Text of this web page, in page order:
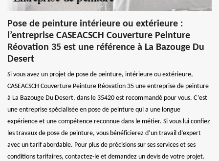
Pose de peinture intérieure ou extérieure :
l’entreprise CASEACSCH Couverture Peinture
Réovation 35 est une référence à La Bazouge Du
Desert
Si vous avez un projet de pose de peinture, intérieure ou extérieure,
CASEACSCH Couverture Peinture Réovation 35 une entreprise de peinture
à La Bazouge Du Desert, dans le 35420 est recommandé pour vous. C’est
une entreprise spécialisée en pose de peinture qui a une longue
expérience et une compétence reconnue dans le métier. Si vous lui confiez
les travaux de pose de peinture, vous bénéficierez d’un travail d’expert
avec un tarif abordable. Pour plus de précisions sur ses services et ses
conditions tarifaires, contactez-le et demandez un devis de votre projet.